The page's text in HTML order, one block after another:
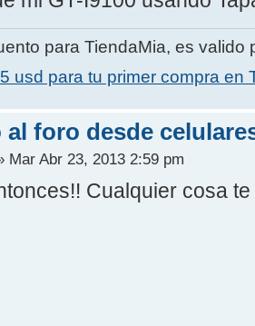
para TiendaMia, es valido
usd para tu primer compra en
al foro desde
Mar Abr 23, 2013 2:59 pm
Cualquier cosa